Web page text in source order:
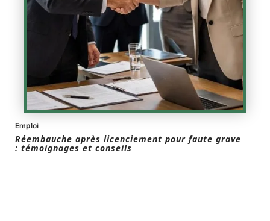
Emploi
Réembauche après licenciement pour faute grave
: témoignages et conseils